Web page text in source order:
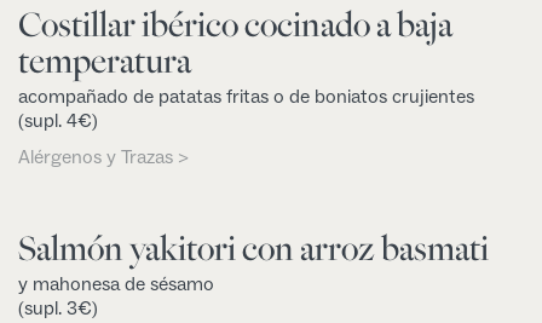
Costillar ibérico cocinado a baja
temperatura
acompañado de patatas fritas o de boniatos crujientes
(supl. 4€)
Alérgenos y Trazas >
Salmón yakitori con arroz basmati
y mahonesa de sésamo
(supl. 3€)